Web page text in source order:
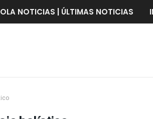
OLA NOTICIAS | ÚLTIMAS NOTICIAS